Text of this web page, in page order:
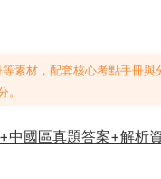
素材，配套核心考點手冊與
。
國區真題答案+解析